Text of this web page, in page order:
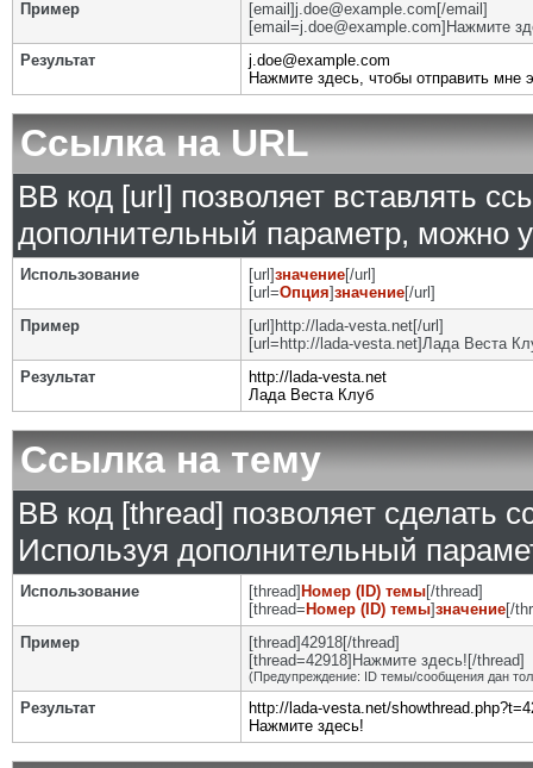
Пример
[email]j.doe@example.com[/email]
[email=j.doe@example.com]Нажмите
Результат
j.doe@example.com
Нажмите здесь, чтобы отправить мне
Ссылка на URL
BB код [url] позволяет вставлять
дополнительный параметр, можно
Использование [url]значение[/url]
[url=Опция]значение[/url]
Пример
[url]http://lada-vesta.net[/url]
[url=http://lada-vesta.net]Лада Веста
Результат
http://lada-vesta.net
Лада Веста Клуб
Ссылка на тему
BB код [thread] позволяет сделать
Используя дополнительный
Использование [thread] Номер (ID) темы[/thread]
[thread= Номер (ID) темы]значение[/
Пример
[thread]42918[/thread]
[thread=42918]Нажмите здесь![/thread]
(Предупреждение: ID темы/сообщения дан
Результат
http://lada-vesta.net/
Нажмите здесь!